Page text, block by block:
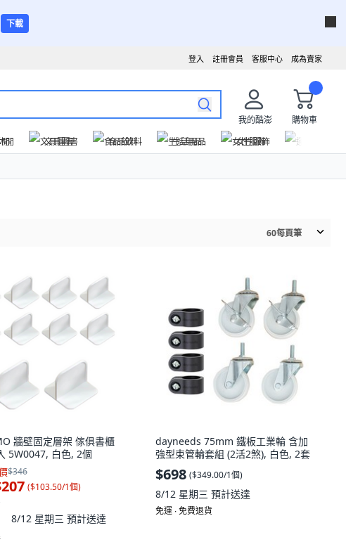
下載
成為賣家
客服中心
註冊會員
登入
我的酷澎
購物車
閒 文具圖書 食品飲料 生活用品 女性服飾
60每頁筆
牆壁固定層架 傢俱書櫃
5W0047, 白色, 2個
$346
($103.50/1個)
8/12 星期三 預計送達
dayneeds 75mm 鐵板工業輪 含加
強型束管輪套組 (2活2煞), 白色, 2套
$698 ($349.00/1個)
8/12 星期三 預計送達
免運 ∙ 免費退貨